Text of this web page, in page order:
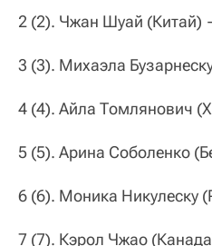
2 (2). Чжан Шуай (Китай)
3 (3). Михаэла
4 (4). Айла Томлянович
5 (5). Арина Соболенко
6 (6). Моника Никулеску
7 (7). Кэрол Чжао